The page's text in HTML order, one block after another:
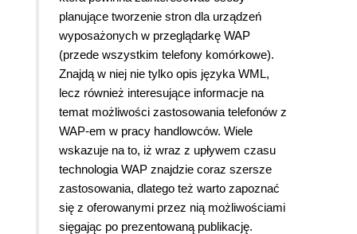
planujące tworzenie stron dla urządzeń
wyposażonych w przeglądarkę WAP
(przede wszystkim telefony komórkowe).
Znajdą w niej nie tylko opis języka WML,
lecz również interesujące informacje na
temat możliwości zastosowania telefonów z
WAP-em w pracy handlowców. Wiele
wskazuje na to, iż wraz z upływem czasu
technologia WAP znajdzie coraz szersze
zastosowania, dlatego też warto zapoznać
się z oferowanymi przez nią możliwościami
sięgając po prezentowaną publikację.